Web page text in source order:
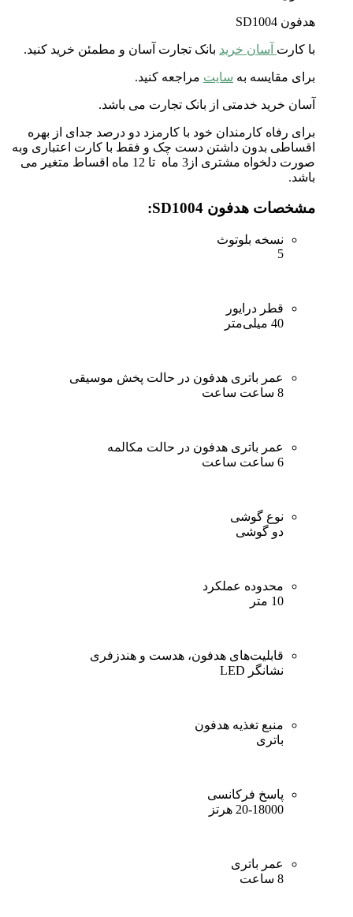
هدفون SD1004
با کارت آسان خرید بانک تجارت آسان و مطمئن خرید کنید.
برای مقایسه به سایت مراجعه کنید.
آسان خرید خدمتی از بانک تجارت می باشد.
برای رفاه کارمندان خود با کارمزد دو درصد جدای از بهره
اقساطی بدون داشتن دست چک و فقط با کارت اعتباری وبه
صورت دلخواه مشتری از3 ماه تا 12 ماه اقساط متغیر می
باشد.
مشخصات هدفون SD1004:
نسخه بلوتوث
5
قطر درایور
40 میلی‌متر
عمر باتری هدفون در حالت پخش موسیقی
8 ساعت ساعت
عمر باتری هدفون در حالت مکالمه
6 ساعت ساعت
نوع گوشی
دو گوشی
محدوده عملکرد
10 متر
قابلیت‌های هدفون، هدست و هندزفری
نشانگر LED
منبع تغذیه هدفون
باتری
پاسخ فرکانسی
20-18000 هرتز
عمر باتری
8 ساعت